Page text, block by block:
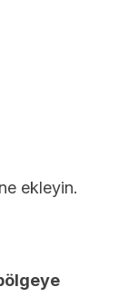
ekleyin.